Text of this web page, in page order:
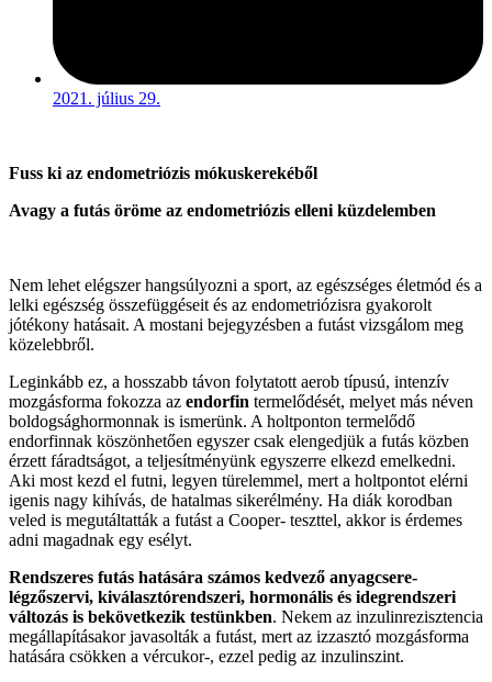
2021. július 29.
Fuss ki az endometriózis mókuskerekéből
Avagy a futás öröme az endometriózis elleni küzdelemben
Nem lehet elégszer hangsúlyozni a sport, az egészséges életmód és a
lelki egészség összefüggéseit és az endometriózisra gyakorolt
jótékony hatásait. A mostani bejegyzésben a futást vizsgálom meg
közelebbről.
Leginkább ez, a hosszabb távon folytatott aerob típusú, intenzív
mozgásforma fokozza az endorfin termelődését, melyet más néven
boldogsághormonnak is ismerünk. A holtponton termelődő
endorfinnak köszönhetően egyszer csak elengedjük a futás közben
érzett fáradtságot, a teljesítményünk egyszerre elkezd emelkedni.
Aki most kezd el futni, legyen türelemmel, mert a holtpontot elérni
igenis nagy kihívás, de hatalmas sikerélmény. Ha diák korodban
veled is megutáltatták a futást a Cooper- teszttel, akkor is érdemes
adni magadnak egy esélyt.
Rendszeres futás hatására számos kedvező anyagcsere-
légzőszervi, kiválasztórendszeri, hormonális és idegrendszeri
változás is bekövetkezik testünkben. Nekem az inzulinrezisztencia
megállapításakor javasolták a futást, mert az izzasztó mozgásforma
hatására csökken a vércukor-, ezzel pedig az inzulinszint.